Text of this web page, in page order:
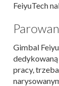
FeiyuTech
Gimbal
pracy,